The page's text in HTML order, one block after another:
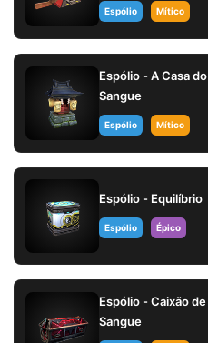
Espólio Mítico
Espólio - A Casa do
Sangue
Espólio Mítico
Espólio - Equilíbrio
Espólio Épico
Espólio - Caixão de
Sangue